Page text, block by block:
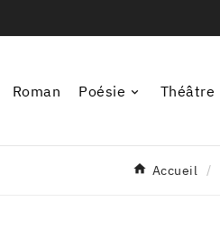
Roman Poésie Théâtre
Accueil